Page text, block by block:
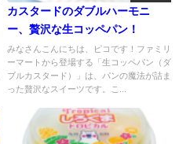
カスタードのダブルハーモニ
ー、贅沢な生コッペパン！
みなさんこんにちは、ピコです！ファミリ
ーマートから登場する「生コッペパン（ダ
ブルカスタード）」は、パンの魔法が詰ま
った贅沢なスイーツです。こ...